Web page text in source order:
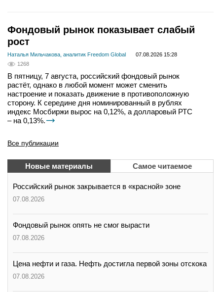
Фондовый рынок показывает слабый
рост
Наталья Мильчакова, аналитик Freedom Global
07.08.2026 15:28
1268
В пятницу, 7 августа, российский фондовый рынок
растёт, однако в любой момент может сменить
настроение и показать движение в противоположную
сторону. К середине дня номинированный в рублях
индекс Мосбиржи вырос на 0,12%, а долларовый РТС
– на 0,13%.
Все публикации
Новые материалы Самое читаемое
Российский рынок закрывается в «красной» зоне
07.08.2026
Фондовый рынок опять не смог вырасти
07.08.2026
Цена нефти и газа. Нефть достигла первой зоны отскока
07.08.2026